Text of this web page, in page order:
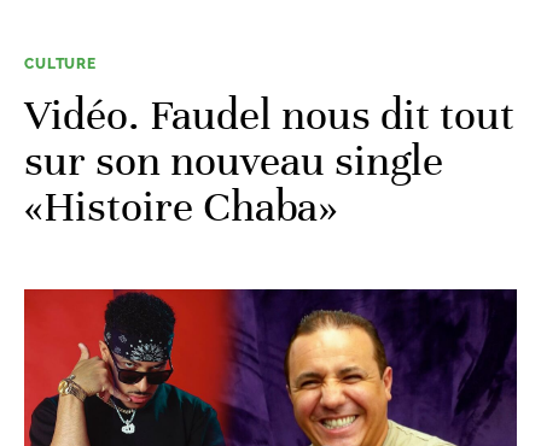
CULTURE
Vidéo. Faudel nous dit tout
sur son nouveau single
«Histoire Chaba»